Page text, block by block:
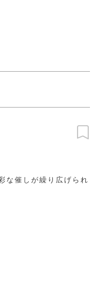
な催しが繰り広げられ